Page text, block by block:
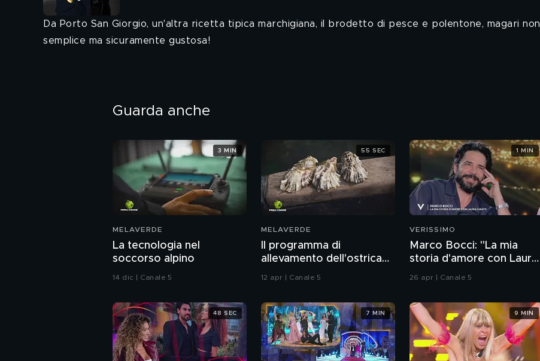
Da Porto San Giorgio, un'altra ricetta tipica marchigiana, il brodetto di pesce e polentone, magari non
semplice ma sicuramente gustosa!
Guarda anche
MELAVERDE
La tecnologia nel
soccorso alpino
14 dic | Canale 5
3 MIN
MELAVERDE
Il programma di
allevamento dell'ostrica
piatta
12 apr | Canale 5
55 SEC
VERISSIMO
Marco Bocci: "La mia
storia d'amore con Laura
Chiatti"
26 apr | Canale 5
1 MIN
48 SEC 7 MIN 9 MIN